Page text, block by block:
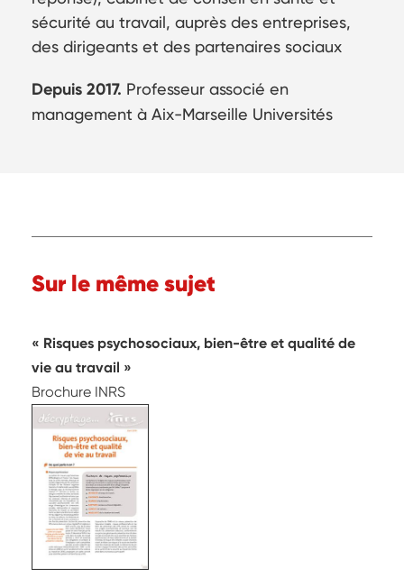
sécurité au travail, auprès des entreprises,
des dirigeants et des partenaires sociaux
Depuis 2017. Professeur associé en
management à Aix-Marseille Universités
Sur le même sujet
Risques psychosociaux, bien-être et qualité de
vie au travail
Brochure INRS